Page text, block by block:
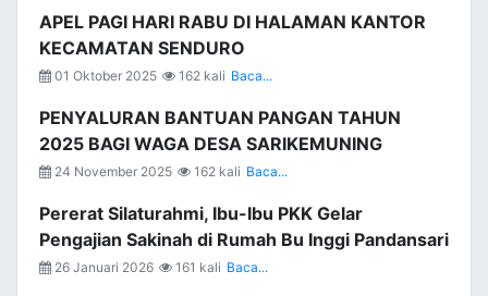
APEL PAGI HARI RABU DI HALAMAN KANTOR
KECAMATAN SENDURO
01 Oktober 2025 162 kali Baca...
PENYALURAN BANTUAN PANGAN TAHUN
2025 BAGI WAGA DESA SARIKEMUNING
24 November 2025 162 kali Baca...
Pererat Silaturahmi, Ibu-Ibu PKK Gelar
Pengajian Sakinah di Rumah Bu Inggi Pandansari
26 Januari 2026 161 kali Baca...